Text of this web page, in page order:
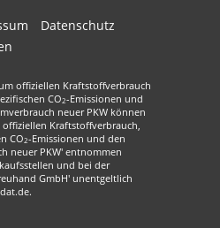
Datenschutz
offiziellen Kraftstoffverbrauch
CO2-Emissionen und
neuer PKW können
Kraftstoffverbrauch,
CO2-Emissionen und den
neuer PKW' entnommen
und bei der
GmbH' unentgeltlich